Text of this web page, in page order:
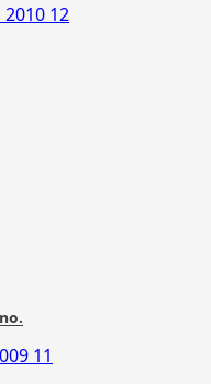
2010 12
11